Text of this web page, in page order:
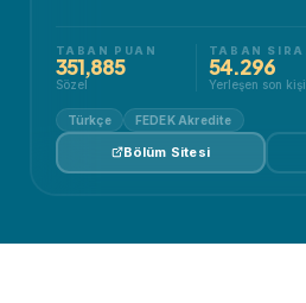
TABAN PUAN
351,885
Sözel
54.296
Yerleşen son kişi
Türkçe FEDEK Akredite
Bölüm Sitesi